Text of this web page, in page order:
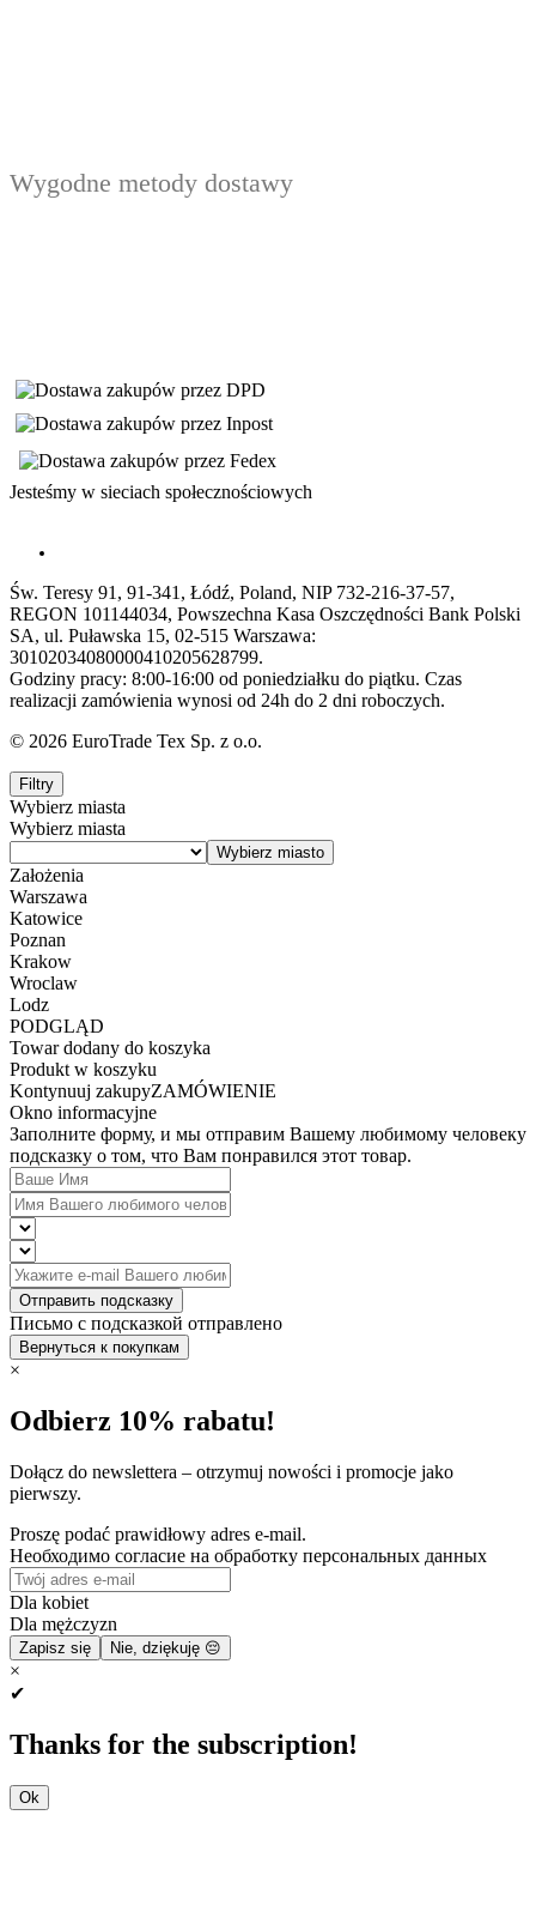
Wygodne metody dostawy
Jesteśmy w sieciach społecznościowych
Św. Teresy 91, 91-341, Łódź, Poland, NIP 732-216-37-57,
REGON 101144034, Powszechna Kasa Oszczędności Bank Polski
SA, ul. Puławska 15, 02-515 Warszawa:
30102034080000410205628799.
Godziny pracy: 8:00-16:00 od poniedziałku do piątku. Czas
realizacji zamówienia wynosi od 24h do 2 dni roboczych.
© 2026 EuroTrade Tex Sp. z o.o.
Filtry
Wybierz miasta
Wybierz miasta
Założenia
Warszawa
Katowice
Poznan
Krakow
Wroclaw
Lodz
PODGLĄD
Towar dodany do koszyka
Produkt w koszyku
Kontynuuj zakupyZAMÓWIENIE
Okno informacyjne
Заполните форму, и мы отправим Вашему любимому человеку
подсказку о том, что Вам понравился этот товар.
Отправить подсказку
Письмо с подсказкой отправлено
Вернуться к покупкам
×
Odbierz 10% rabatu!
Dołącz do newslettera – otrzymuj nowości i promocje jako
pierwszy.
Proszę podać prawidłowy adres e-mail.
Необходимо согласие на обработку персональных данных
Dla kobiet
Dla mężczyzn
Zapisz się Nie, dziękuję 😔
×
✔
Thanks for the subscription!
Ok